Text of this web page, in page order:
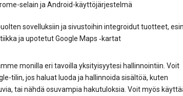
selain ja Android-käyttöjärjestelmä
sovelluksiin ja sivustoihin integroidut tuotteet,
ja upotetut Google Maps ‑kartat
monilla eri tavoilla yksityisyytesi hallinnointiin. Voit
tilin, jos haluat luoda ja hallinnoida sisältöä, kuten
tai nähdä osuvampia hakutuloksia. Voit myös